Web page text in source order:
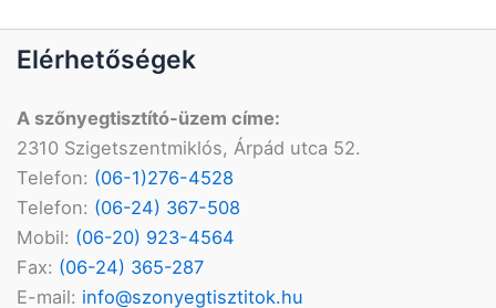
Elérhetőségek
A szőnyegtisztító-üzem címe:
2310 Szigetszentmiklós, Árpád utca 52.
Telefon: (06-1)276-4528
Telefon: (06-24) 367-508
Mobil: (06-20) 923-4564
Fax: (06-24) 365-287
E-mail: info@szonyegtisztitok.hu